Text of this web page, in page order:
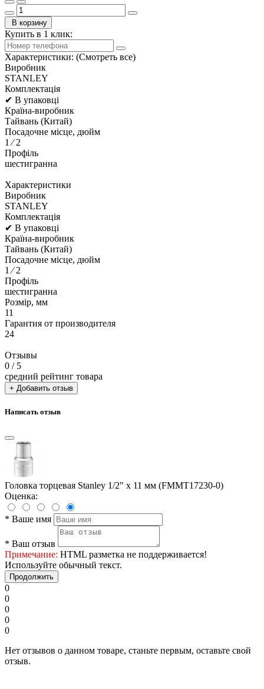
В корзину
Купить в 1 клик:
Характеристики: (Смотреть все)
Виробник
STANLEY
Комплектація
✔ В упаковці
Країна-виробник
Тайвань (Китай)
Посадочне місце, дюйм
1 ⁄ 2
Профіль
шестигранна
Характеристики
Виробник
STANLEY
Комплектація
✔ В упаковці
Країна-виробник
Тайвань (Китай)
Посадочне місце, дюйм
1 ⁄ 2
Профіль
шестигранна
Розмір, мм
11
Гарантия от производителя
24
Отзывы
0 / 5
средний рейтинг товара
+ Добавить отзыв
Написать отзыв
Головка торцевая Stanley 1/2" х 11 мм (FMMT17230-0)
Оценка:
* Ваше имя
* Ваш отзыв
Примечание: HTML разметка не поддерживается!
Используйте обычный текст.
Продолжить
0
0
0
0
0
Нет отзывов о данном товаре, станьте первым, оставьте свой
отзыв.